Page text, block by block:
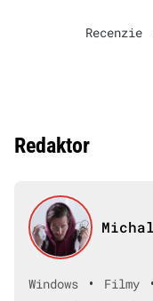
Recenzie
Redaktor
Windows • Filmy •